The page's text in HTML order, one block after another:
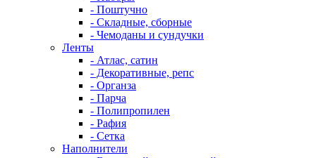
- Поштучно
- Складные, сборные
- Чемоданы и сундучки
Ленты
- Атлас, сатин
- Декоративные, репс
- Органза
- Парча
- Полипропилен
- Рафия
- Сетка
Наполнители